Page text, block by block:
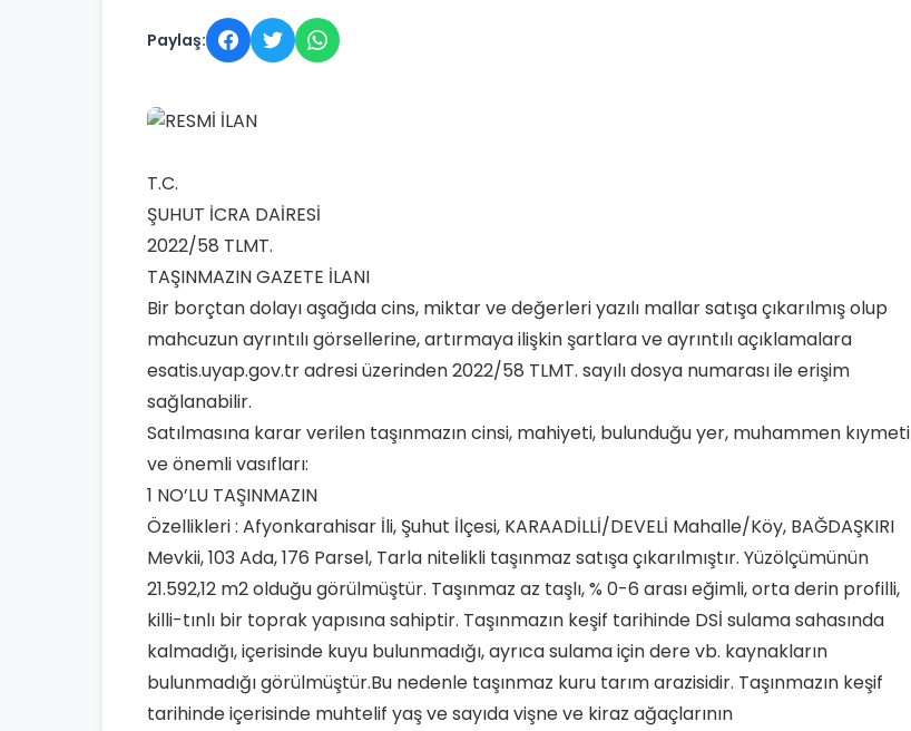
Paylaş:
T.C.
ŞUHUT İCRA DAİRESİ
2022/58 TLMT.
TAŞINMAZIN GAZETE İLANI
Bir borçtan dolayı aşağıda cins, miktar ve değerleri yazılı mallar satışa çıkarılmış olup
mahcuzun ayrıntılı görsellerine, artırmaya ilişkin şartlara ve ayrıntılı açıklamalara
esatis.uyap.gov.tr adresi üzerinden 2022/58 TLMT. sayılı dosya numarası ile erişim
sağlanabilir.
Satılmasına karar verilen taşınmazın cinsi, mahiyeti, bulunduğu yer, muhammen kıymeti
ve önemli vasıfları:
1 NO’LU TAŞINMAZIN
Özellikleri : Afyonkarahisar İli, Şuhut İlçesi, KARAADİLLİ/DEVELİ Mahalle/Köy, BAĞDAŞKIRI
Mevkii, 103 Ada, 176 Parsel, Tarla nitelikli taşınmaz satışa çıkarılmıştır. Yüzölçümünün
21.592,12 m2 olduğu görülmüştür. Taşınmaz az taşlı, % 0-6 arası eğimli, orta derin profilli,
killi-tınlı bir toprak yapısına sahiptir. Taşınmazın keşif tarihinde DSİ sulama sahasında
kalmadığı, içerisinde kuyu bulunmadığı, ayrıca sulama için dere vb. kaynakların
bulunmadığı görülmüştür.Bu nedenle taşınmaz kuru tarım arazisidir. Taşınmazın keşif
tarihinde içerisinde muhtelif yaş ve sayıda vişne ve kiraz ağaçlarının